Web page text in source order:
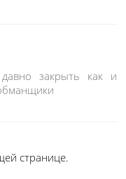
закрыть как и
странице.